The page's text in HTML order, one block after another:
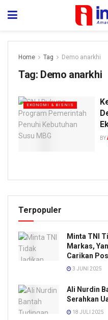
Home Tag Demo anarkhi
Tag: Demo anarkhi
EKONOMI & BISNIS
BY
Terpopuler
Minta TNI
Markas,
Carikan
3 JUNI 2025
Ali Nurdin
Serahkan
18 JULI 2025